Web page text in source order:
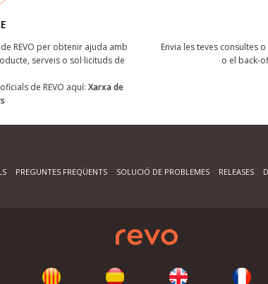
REVO per obtenir ajuda amb
serveis o sol·licituds de
de REVO aquí: Xarxa de
Envia les teves consultes
o el back-
PREGUNTES FREQÜENTS SOLUCIÓ DE PROBLEMES RELEASES